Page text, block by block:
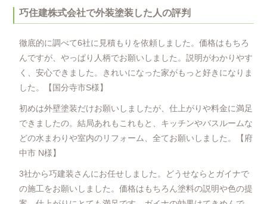
巧住建株式会社で外装塗装した人の評判
徹底的に調べて6社に見積もりを依頼しました。価格はもちろ
んですが、やっぱり人柄でお願いしました。説明がわかりやす
く、安心できました。きれいになった家がもっと好きになりま
した。【国分寺市S様】
初めは外壁塗装だけお願いしましたが、仕上がりや料金に満足
できましたの。結局あれもこれもと、キッチンやバスルームな
どの水まわりや室内のリフォーム、全てお願いしました。【府
中市 N様】
3社から巧建装さんにお任せしました。どうせならとガイナで
の施工をお願いしました。価格はもちろん塗料の説明や色の提